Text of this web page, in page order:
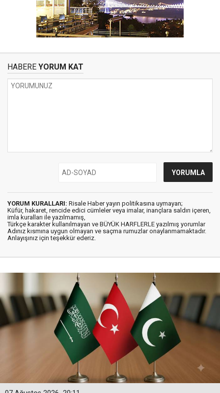
HABERE YORUM KAT
YORUM KURALLARI: Risale Haber yayın politikasına uymayan;
Küfür, hakaret, rencide edici cümleler veya imalar, inançlara saldırı içeren,
imla kuralları ile yazılmamış,
Türkçe karakter kullanılmayan ve BÜYÜK HARFLERLE yazılmış yorumlar
Adınız kısmına uygun olmayan ve saçma rumuzlar onaylanmamaktadır.
Anlayışınız için teşekkür ederiz.